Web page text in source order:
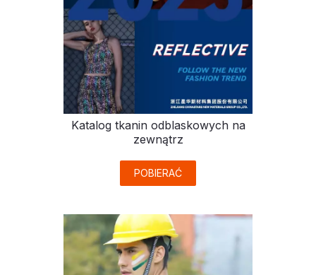
Katalog tkanin odblaskowych na
zewnątrz
POBIERAĆ